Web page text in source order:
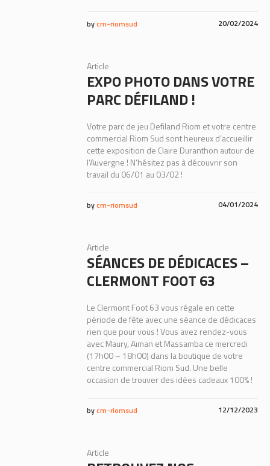
20/02/2024
bycm-riomsud
Article
EXPO PHOTO DANS VOTRE
PARC DÉFILAND !
Votre parc de jeu Defiland Riom et votre centre
commercial Riom Sud sont heureux d’accueillir
cette exposition de Claire Duranthon autour de
l’Auvergne ! N’hésitez pas à découvrir son
travail du 06/01 au 03/02 !
04/01/2024
bycm-riomsud
Article
SÉANCES DE DÉDICACES –
CLERMONT FOOT 63
Le Clermont Foot 63 vous régale en cette
période de fête avec une séance de dédicaces
rien que pour vous ! Vous avez rendez-vous
avec Maury, Aïman et Massamba ce mercredi
(17h00 – 18h00) dans la boutique de votre
centre commercial Riom Sud. Une belle
occasion de trouver des idées cadeaux 100% !
12/12/2023
bycm-riomsud
Article